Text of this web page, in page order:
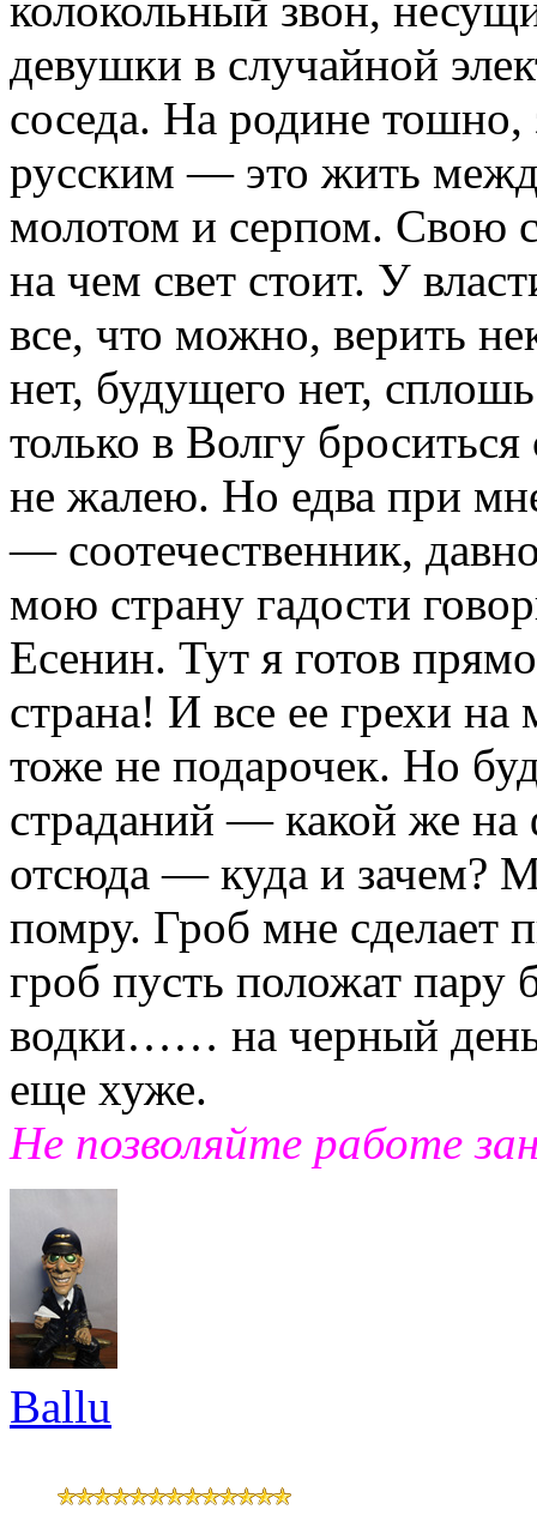
девушки в случайной
соседа. На родине
русским — это жить
молотом и серпом. Свою
на чем свет стоит. У
все, что можно, верить
нет, будущего нет,
только в Волгу
не жалею. Но едва при
— соотечественник,
мою страну гадости
Есенин. Тут я готов
страна! И все ее грехи
тоже не подарочек. Но
страданий — какой же на
отсюда — куда и зачем?
помру. Гроб мне сделает
гроб пусть положат
водки…… на черный
еще хуже.
Не позволяйте работе
Ballu